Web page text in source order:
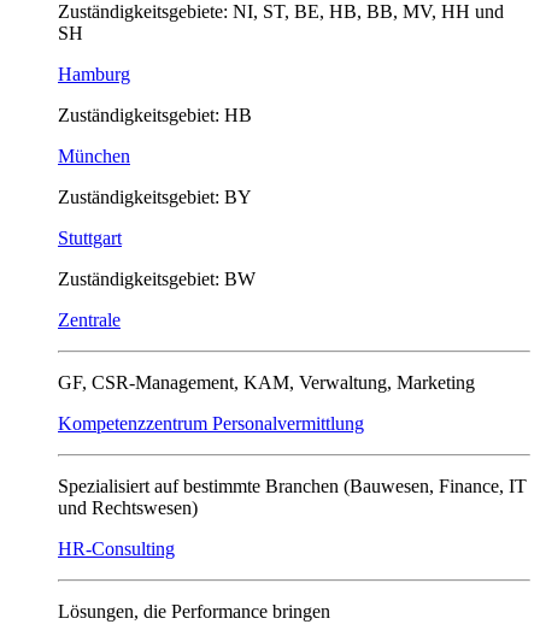
Zuständigkeitsgebiete: NI, ST, BE, HB, BB, MV, HH und
SH
Hamburg
Zuständigkeitsgebiet: HB
München
Zuständigkeitsgebiet: BY
Stuttgart
Zuständigkeitsgebiet: BW
Zentrale
GF, CSR-Management, KAM, Verwaltung, Marketing
Kompetenzzentrum Personalvermittlung
Spezialisiert auf bestimmte Branchen (Bauwesen, Finance, IT
und Rechtswesen)
HR-Consulting
Lösungen, die Performance bringen